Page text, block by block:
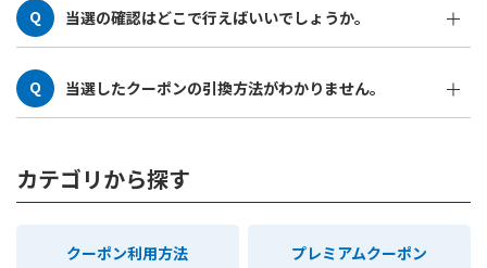
当選の確認はどこで行えばいいでしょうか。
の項目箇所よりご確認ください。
当選したクーポンの引換方法がわかりません。
クーポン引換方法の詳細を記載しております。不明点がご
ざいましたらお問合せフォームよりお問合せください。
カテゴリから探す
クーポン利用方法 プレミアムクーポン